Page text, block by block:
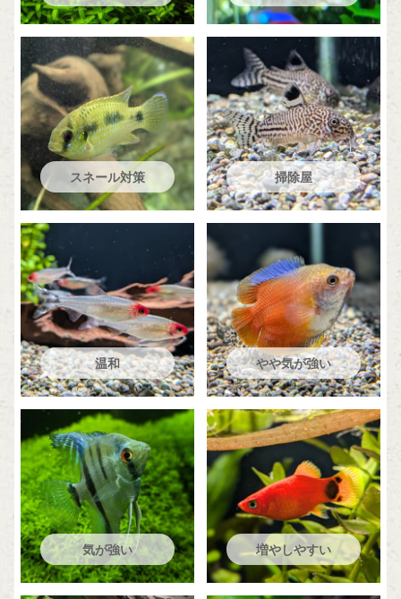
スネール対策 掃除屋
温和 やや気が強い
気が強い 増やしやすい